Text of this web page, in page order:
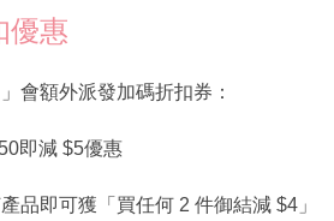
優惠
會額外派發加碼折扣券：
即減 $5優惠
品即可獲「買任何 2 件御結減 $4」